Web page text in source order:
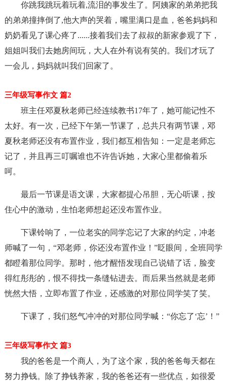
你跳我跳玩着玩着,流泪的事发生了。阿姨家的弟弟把我
的弟弟撞摔倒了,他大声的哭着，嘴里满口是血，爸爸妈妈和
奶奶看见了课心疼了......接着我们去了叔叔的新家参观了下，
姐姐叫我们去她房间玩，大人在外有说有笑的。我们才玩了
一会儿，妈妈就叫我们回家了。
三年级写事作文 篇2
班主任邓夏秋老师已经连续教书17年了，她可能记性不
太好。有一次，已经下午第一节课了，总共只有两节课，邓
夏秋老师还没有布置作业，我们都互相告知：一定是老师忘
记了，并且再三叮嘱谁也不许告诉她，大家心里都偷着乐
呵。
最后一节课是语文课，大家都提心吊胆，无心听课，按
住心中的激动，生怕老师想起还没布置作业。
下课铃响了，一位老实的同学忘记了大家的约定，冲老
师喊了一句，“邓老师，你还没布置作业！”眨眼间，全班同学
都瞪着那位同学。那时，他才醒悟发现自己说错了话，脸变
得红彤彤的，恨不得找一条缝钻进去。而后果当然就是老师
恍然大悟，立即布置了作业，还感激的对那位同学笑了笑。
下课了，我们怒气冲冲的对那位同学喊：“你忘了‘忘’！”
三年级写事作文 篇3
我的爸爸是一个商人，为了这个家，我的爸爸每天都在
努力挣钱。除了挣钱养家，我的爸爸还有一些优点，如很爱